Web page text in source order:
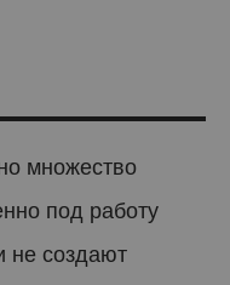
множество
под работу
не создают